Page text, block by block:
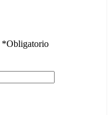
*Obligatorio